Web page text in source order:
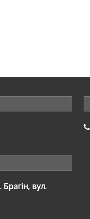
вул.